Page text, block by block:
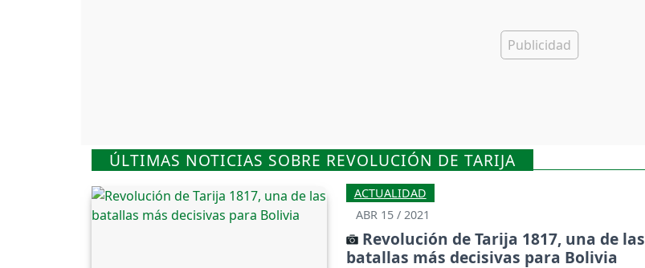
ÚLTIMAS NOTICIAS SOBRE REVOLUCIÓN DE TARIJA
ACTUALIDAD
ABR 15 / 2021
Revolución de Tarija 1817, una de las
batallas más decisivas para Bolivia